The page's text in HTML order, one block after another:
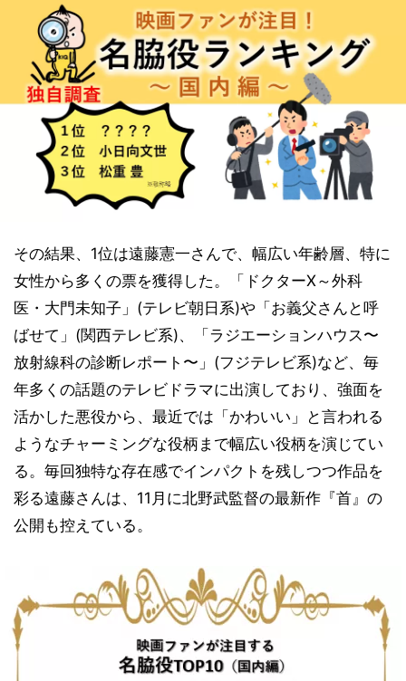
その結果、1位は遠藤憲一さんで、幅広い年齢層、特に
女性から多くの票を獲得した。「ドクターX～外科
医・大門未知子」(テレビ朝日系)や「お義父さんと呼
ばせて」(関西テレビ系)、「ラジエーションハウス〜
放射線科の診断レポート〜」(フジテレビ系)など、毎
年多くの話題のテレビドラマに出演しており、強面を
活かした悪役から、最近では「かわいい」と言われる
ようなチャーミングな役柄まで幅広い役柄を演じてい
る。毎回独特な存在感でインパクトを残しつつ作品を
彩る遠藤さんは、11月に北野武監督の最新作『首』の
公開も控えている。